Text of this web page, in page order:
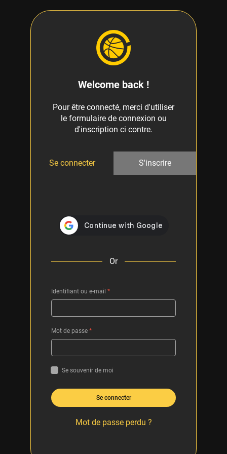
Welcome back !
Pour être connecté, merci d'utiliser
le formulaire de connexion ou
d'inscription ci contre.
Se connecter S'inscrire
Or
Identifiant ou e-mail *
Mot de passe *
Se souvenir de moi
Se connecter
Mot de passe perdu ?